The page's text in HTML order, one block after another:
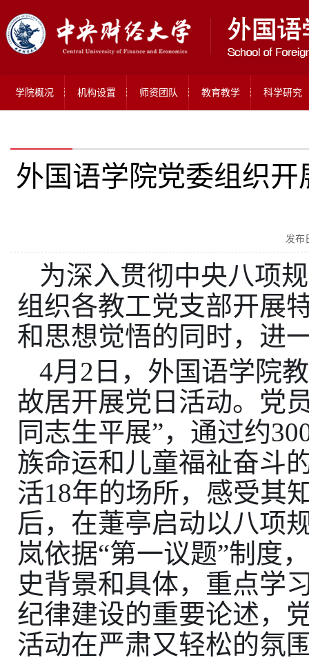
学院概况 机构设置 师资团队 教育教学 科学研究
外国语学院党委组织
发布
为深入贯彻中央八项
组织各教工党支部开展
和思想觉悟的同时，进
4月 2 日，外国语学院
故居开展党日活动。党
同志生平展”，通过约
族命运和儿童福祉奋斗
活18年的场所，感受其
后，在萐亭启动以八项
岚依据“第一议题”制度
史背景和具体，重点学
纪律建设的重要论述，
活动在严肃又轻松的氛